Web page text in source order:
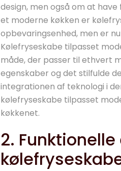
design, men også om at
et moderne køkken er
opbevaringsenhed, men er
Kølefryseskabe tilpasset
måde, der passer til ethvert
egenskaber og det stilfulde
integrationen af teknologi i
kølefryseskabe tilpasset
køkkenet.
2.